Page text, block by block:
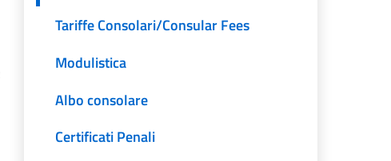
Tariffe Consolari/Consular Fees
Modulistica
Albo consolare
Certificati Penali